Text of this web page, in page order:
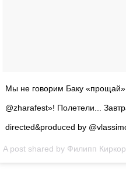
Мы не говорим Баку
@zharafest»! Полетели...
directed&produced by
A post shared by Филипп